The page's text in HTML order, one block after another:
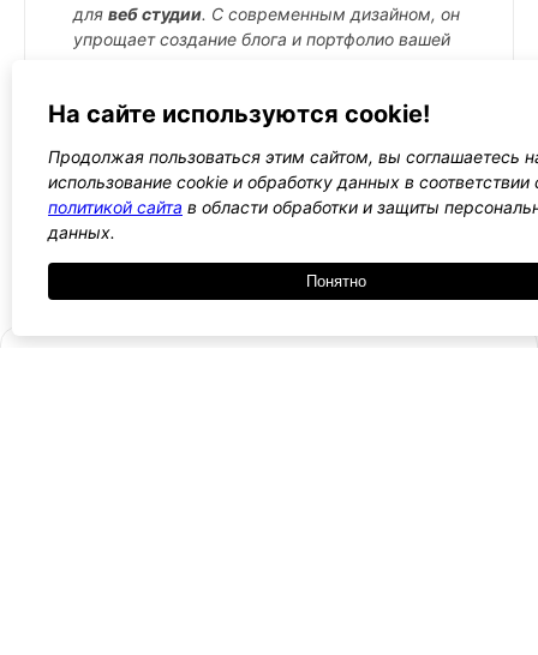
для веб студии. С современным дизайном, он
упрощает создание блога и портфолио вашей
← 1 2 3 4 5 →
На сайте используются cookie!
Продолжая пользоваться этим сайтом, вы соглашаетесь
использование cookie и обработку данных в соответствии
политикой сайта в области обработки и защиты
данных.
Понятно